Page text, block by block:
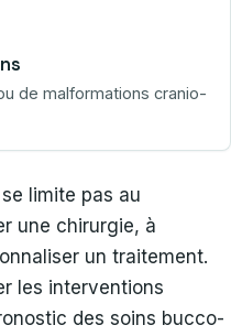
de malformations cranio-
limite pas au
une chirurgie, à
un traitement.
les interventions
des soins bucco-